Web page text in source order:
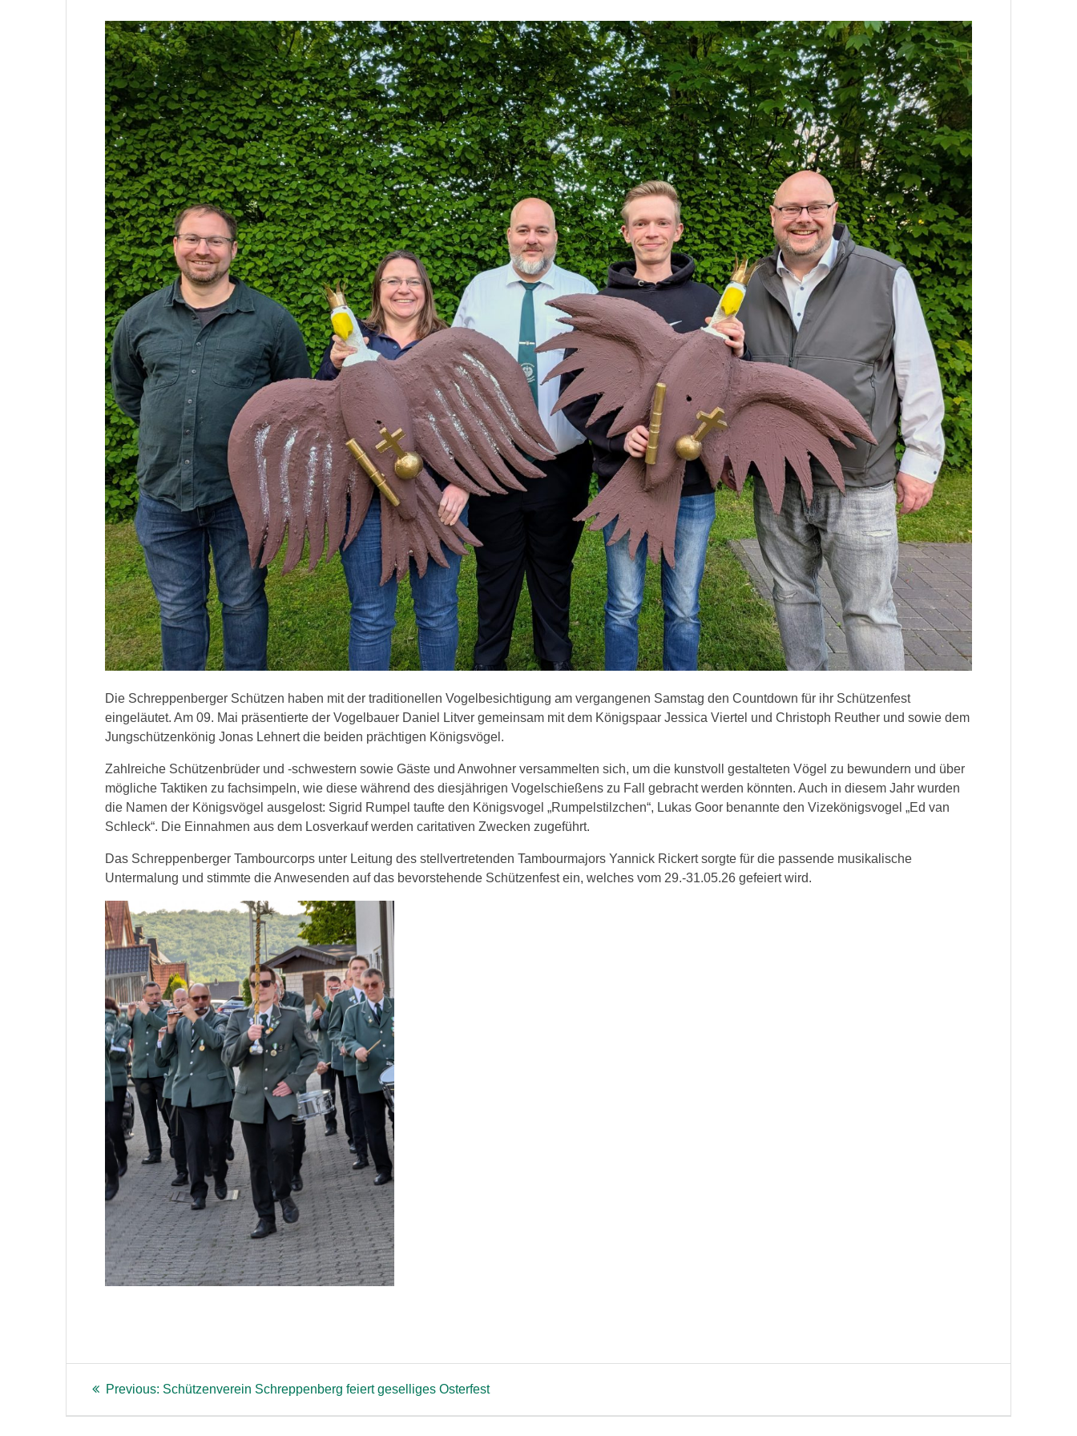
Die Schreppenberger Schützen haben mit der traditionellen Vogelbesichtigung am vergangenen Samstag den Countdown für ihr Schützenfest
eingeläutet. Am 09. Mai präsentierte der Vogelbauer Daniel Litver gemeinsam mit dem Königspaar Jessica Viertel und Christoph Reuther und sowie dem
Jungschützenkönig Jonas Lehnert die beiden prächtigen Königsvögel.
Zahlreiche Schützenbrüder und -schwestern sowie Gäste und Anwohner versammelten sich, um die kunstvoll gestalteten Vögel zu bewundern und über
mögliche Taktiken zu fachsimpeln, wie diese während des diesjährigen Vogelschießens zu Fall gebracht werden könnten. Auch in diesem Jahr wurden
die Namen der Königsvögel ausgelost: Sigrid Rumpel taufte den Königsvogel „Rumpelstilzchen“, Lukas Goor benannte den Vizekönigsvogel „Ed van
Schleck“. Die Einnahmen aus dem Losverkauf werden caritativen Zwecken zugeführt.
Das Schreppenberger Tambourcorps unter Leitung des stellvertretenden Tambourmajors Yannick Rickert sorgte für die passende musikalische
Untermalung und stimmte die Anwesenden auf das bevorstehende Schützenfest ein, welches vom 29.-31.05.26 gefeiert wird.
Beitragsnavigation
Previous: Previous
Schützenverein Schreppenberg feiert geselliges Osterfest